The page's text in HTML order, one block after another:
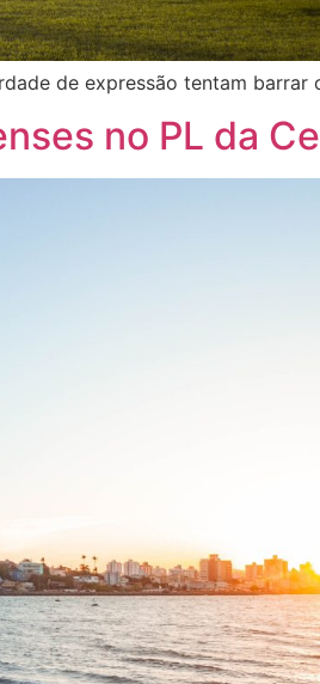
de expressão tentam barrar
no PL da